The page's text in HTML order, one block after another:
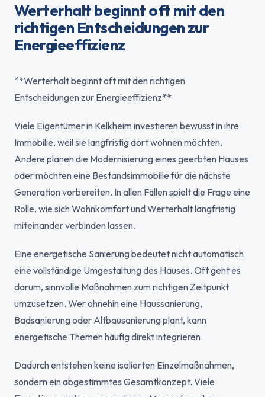
Werterhalt beginnt oft mit den
richtigen Entscheidungen zur
Energieeffizienz
**Werterhalt beginnt oft mit den richtigen
Entscheidungen zur Energieeffizienz**
Viele Eigentümer in Kelkheim investieren bewusst in ihre
Immobilie, weil sie langfristig dort wohnen möchten.
Andere planen die Modernisierung eines geerbten Hauses
oder möchten eine Bestandsimmobilie für die nächste
Generation vorbereiten. In allen Fällen spielt die Frage eine
Rolle, wie sich Wohnkomfort und Werterhalt langfristig
miteinander verbinden lassen.
Eine energetische Sanierung bedeutet nicht automatisch
eine vollständige Umgestaltung des Hauses. Oft geht es
darum, sinnvolle Maßnahmen zum richtigen Zeitpunkt
umzusetzen. Wer ohnehin eine Haussanierung,
Badsanierung oder Altbausanierung plant, kann
energetische Themen häufig direkt integrieren.
Dadurch entstehen keine isolierten Einzelmaßnahmen,
sondern ein abgestimmtes Gesamtkonzept. Viele